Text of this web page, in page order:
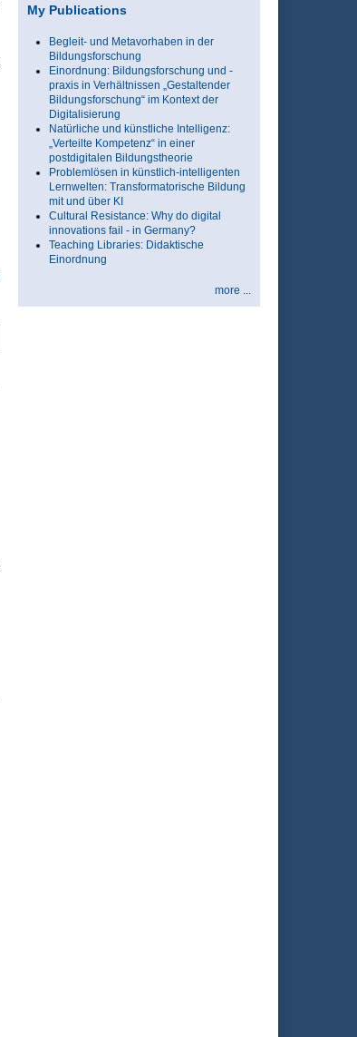
My Publications
Begleit- und Metavorhaben in der
Bildungsforschung
Einordnung: Bildungsforschung und -
praxis in Verhältnissen „Gestaltender
Bildungsforschung“ im Kontext der
Digitalisierung
Natürliche und künstliche Intelligenz:
„Verteilte Kompetenz“ in einer
postdigitalen Bildungstheorie
Problemlösen in künstlich-intelligenten
Lernwelten: Transformatorische Bildung
mit und über KI
Cultural Resistance: Why do digital
innovations fail - in Germany?
Teaching Libraries: Didaktische
Einordnung
more ...